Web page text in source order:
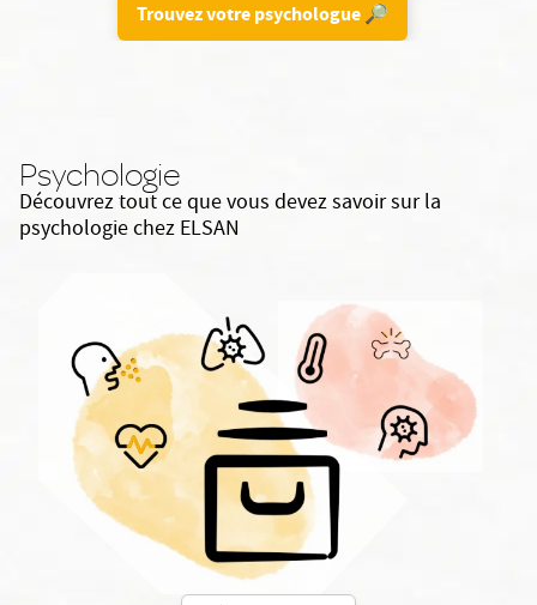
Trouvez votre psychologue 🔎
Psychologie
Découvrez tout ce que vous devez savoir sur la
psychologie chez ELSAN